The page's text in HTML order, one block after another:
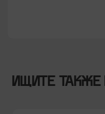
ИЩИТЕ ТАКЖЕ